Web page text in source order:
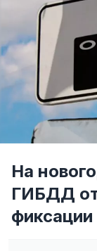
На
ГИБДД